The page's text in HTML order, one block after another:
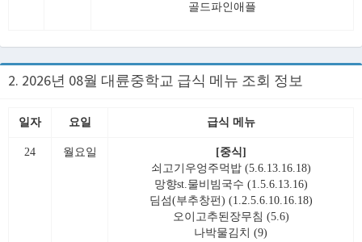
골드파인애플
2. 2026년 08월 대륜중학교 급식 메뉴 조회 정보
일자 요일 급식 메뉴
24 월요일
[중식]
쇠고기우엉주먹밥 (5.6.13.16.18)
망향st.물비빔국수 (1.5.6.13.16)
딤섬(부추창펀) (1.2.5.6.10.16.18)
오이고추된장무침 (5.6)
나박물김치 (9)